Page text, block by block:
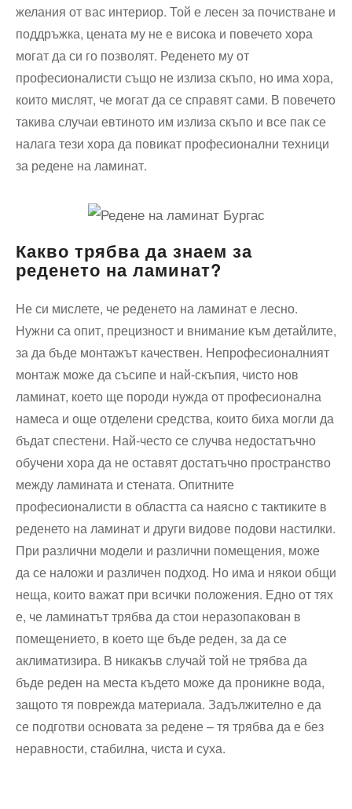
желания от вас интериор. Той е лесен за почистване и
поддръжка, цената му не е висока и повечето хора
могат да си го позволят. Реденето му от
професионалисти също не излиза скъпо, но има хора,
които мислят, че могат да се справят сами. В повечето
такива случаи евтиното им излиза скъпо и все пак се
налага тези хора да повикат професионални техници
за редене на ламинат.
Какво трябва да знаем за
реденето на ламинат?
Не си мислете, че реденето на ламинат е лесно.
Нужни са опит, прецизност и внимание към детайлите,
за да бъде монтажът качествен. Непрофесионалният
монтаж може да съсипе и най-скъпия, чисто нов
ламинат, което ще породи нужда от професионална
намеса и още отделени средства, които биха могли да
бъдат спестени. Най-често се случва недостатъчно
обучени хора да не оставят достатъчно пространство
между ламината и стената. Опитните
професионалисти в областта са наясно с тактиките в
реденето на ламинат и други видове подови настилки.
При различни модели и различни помещения, може
да се наложи и различен подход. Но има и някои общи
неща, които важат при всички положения. Едно от тях
е, че ламинатът трябва да стои неразопакован в
помещението, в което ще бъде реден, за да се
аклиматизира. В никакъв случай той не трябва да
бъде реден на места където може да проникне вода,
защото тя поврежда материала. Задължително е да
се подготви основата за редене – тя трябва да е без
неравности, стабилна, чиста и суха.